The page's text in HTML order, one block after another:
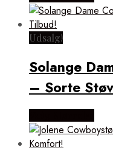
Udsalg!
Solange
– Sorte